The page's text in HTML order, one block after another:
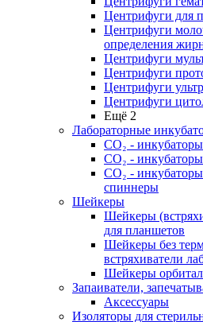
Центрифуги для
Центрифуги
определения
Центрифуги
Центрифуги
Центрифуги
Центрифуги
Ещё 2
Лабораторные
СО₂ -
СО₂ -
СО₂ -
спиннеры
Шейкеры
Шейкеры
для планшетов
Шейкеры без
встряхиватели
Шейкеры
Запаиватели,
Аксессуары
Изоляторы для